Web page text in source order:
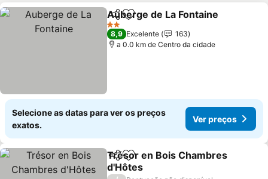
PartilharAdicionar aos favoritos
Auberge de La Fontaine
2 Estrelas
8,9 Excelente
163
a 0.0 km de Centro da cidade
Selecione as datas para ver os preços
exatos.
Ver preços
PartilharAdicionar aos favoritos
Trésor en Bois Chambres
d'Hôtes